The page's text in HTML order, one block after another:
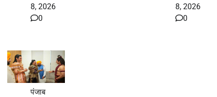
8, 2026
0
8, 2026
0
पंजाब